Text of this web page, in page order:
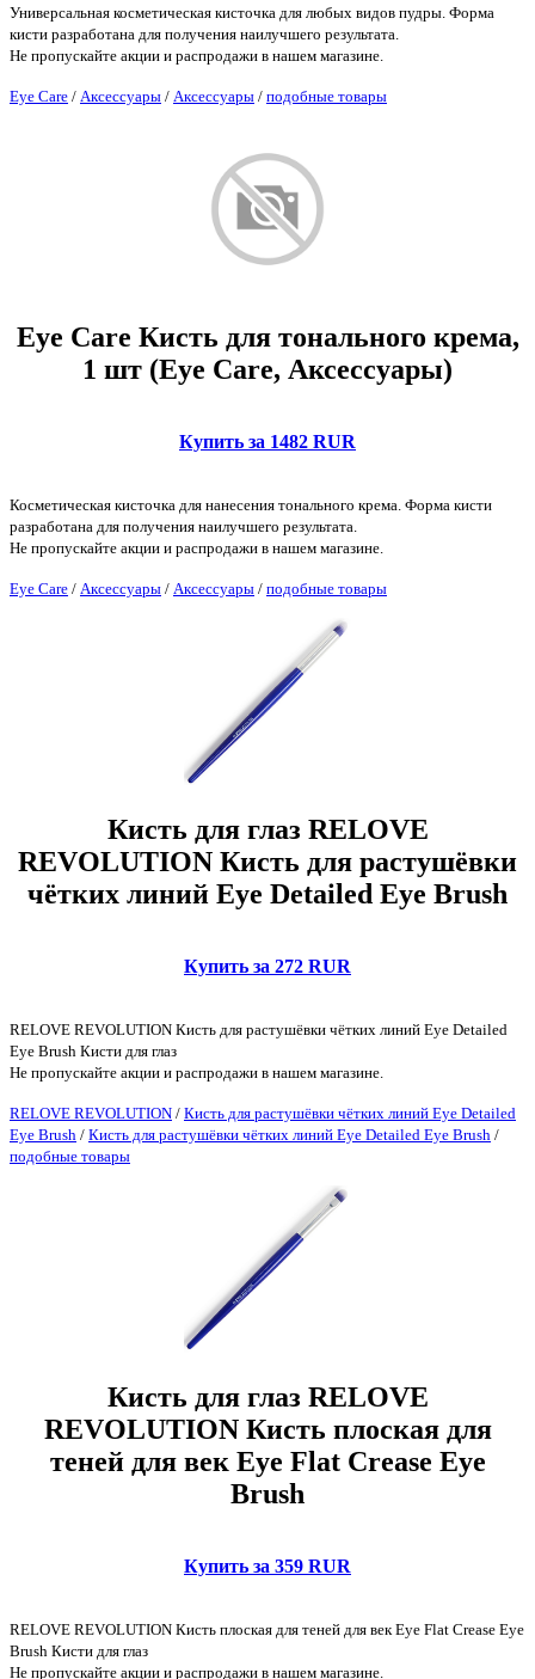
Универсальная косметическая кисточка для любых видов пудры. Форма
кисти разработана для получения наилучшего результата.
Не пропускайте акции и распродажи в нашем магазине.
Eye Care / Аксессуары / Аксессуары / подобные товары
Eye Care Кисть для тонального крема,
1 шт (Eye Care, Аксессуары)
Купить за 1482 RUR
Косметическая кисточка для нанесения тонального крема. Форма кисти
разработана для получения наилучшего результата.
Не пропускайте акции и распродажи в нашем магазине.
Eye Care / Аксессуары / Аксессуары / подобные товары
Кисть для глаз RELOVE
REVOLUTION Кисть для растушёвки
чётких линий Eye Detailed Eye Brush
Купить за 272 RUR
RELOVE REVOLUTION Кисть для растушёвки чётких линий Eye Detailed
Eye Brush Кисти для глаз
Не пропускайте акции и распродажи в нашем магазине.
RELOVE REVOLUTION / Кисть для растушёвки чётких линий Eye Detailed
Eye Brush / Кисть для растушёвки чётких линий Eye Detailed Eye Brush /
подобные товары
Кисть для глаз RELOVE
REVOLUTION Кисть плоская для
теней для век Eye Flat Crease Eye
Brush
Купить за 359 RUR
RELOVE REVOLUTION Кисть плоская для теней для век Eye Flat Crease Eye
Brush Кисти для глаз
Не пропускайте акции и распродажи в нашем магазине.